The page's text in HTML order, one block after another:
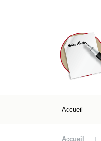
Accueil
Accueil